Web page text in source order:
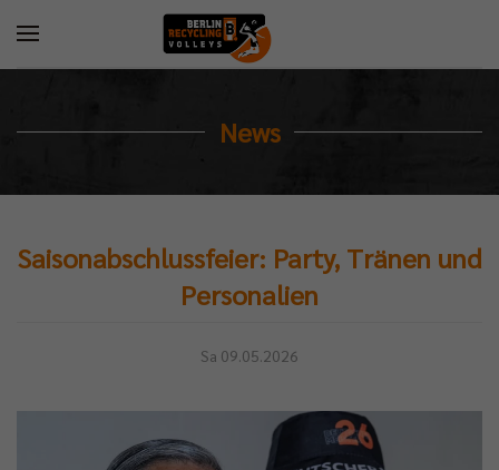
News
Saisonabschlussfeier: Party, Tränen und
Personalien
Sa 09.05.2026